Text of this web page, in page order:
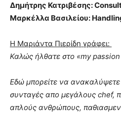
Δημήτρης Κατριβέσης:
Μαρκέλλα Βασιλείου:
H Μαριάντα Πιερίδη γράφει:
Καλώς ήλθατε στο «my
Εδώ μπορείτε να ανακαλύψετε
συνταγές απο μεγάλους chef,
απλούς ανθρώπους,